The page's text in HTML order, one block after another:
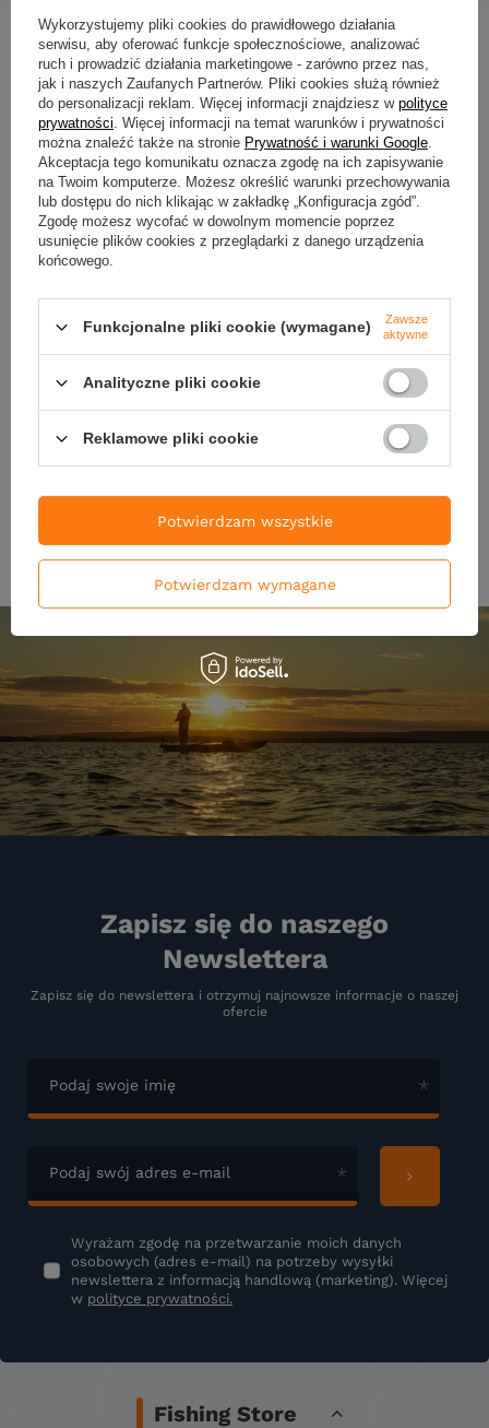
Nowości
Gumy Water King Tryk tryk 4cm
16,90 zł
Kup za: 656.7pktpunktów
Ilość produktów
Gumy Water King Tryk tryk
| kolor 5 | 10szt.
16,90 zł
Kup za: 656.7 pkt
Ilość produktów
Zapisz się do naszego
Newslettera
Zapisz się do newslettera i otrzymuj najnowsze informacje o naszej
ofercie
Podaj swoje imię
Podaj swój adres e-mail
Wyrażam zgodę na przetwarzanie moich danych
osobowych (adres e-mail) na potrzeby wysyłki
newslettera z informacją handlową (marketing). Więcej
w polityce prywatności.
Fishing Store
Wykorzystujemy pliki cookies do prawidłowego działania
serwisu, aby oferować funkcje społecznościowe, analizować
ruch i prowadzić działania marketingowe - zarówno przez nas,
jak i naszych Zaufanych Partnerów. Pliki cookies służą również
do personalizacji reklam. Więcej informacji znajdziesz w polityce
prywatności . Więcej informacji na temat warunków i prywatności
można znaleźć także na stronie Prywatność i warunki Google
Akceptacja tego komunikatu oznacza zgodę na ich zapisywanie
na Twoim komputerze. Możesz określić warunki przechowywania
lub dostępu do nich klikając w zakładkę „Konfiguracja zgód”.
Zgodę możesz wycofać w dowolnym momencie poprzez
usunięcie plików cookies z przeglądarki z danego urządzenia
końcowego.
Funkcjonalne pliki cookie (wymagane)
Zawsze
aktywne
Analityczne pliki cookie
Reklamowe pliki cookie
Potwierdzam wymagane
Potwierdzam wszystkie